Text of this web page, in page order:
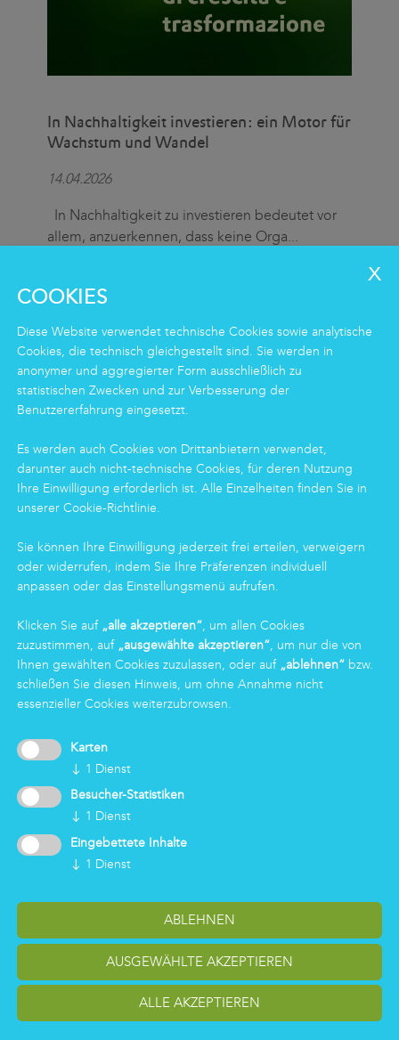
In Nachhaltigkeit investieren: ein Motor für
Wachstum und Wandel
14.04.2026
In Nachhaltigkeit zu investieren bedeutet vor
allem, anzuerkennen, dass keine Orga...
LEISTUNGEN
Clean
Housekeeping
Facility
Logistics & Care
Eco Clean-Dienstleistung
INFORMATIONEN
Gruppe
Zertifizierungen
Arbeiten bei Markas
Markas Family
LOGIN
Cookieeinstellungen ändern
Impressum
Code of Conduct
Datenschutz
Meldung Whistleblowing
Copyright Markas International - Italien, Österreich, Deutschland
COOKIES
Diese Website verwendet technische Cookies sowie analytische
Cookies, die technisch gleichgestellt sind. Sie werden in
anonymer und aggregierter Form ausschließlich zu
statistischen Zwecken und zur Verbesserung der
Benutzererfahrung eingesetzt.
Es werden auch Cookies von Drittanbietern verwendet,
darunter auch nicht-technische Cookies, für deren Nutzung
Ihre Einwilligung erforderlich ist. Alle Einzelheiten finden Sie in
unserer Cookie-Richtlinie.
Sie können Ihre Einwilligung jederzeit frei erteilen, verweigern
oder widerrufen, indem Sie Ihre Präferenzen individuell
anpassen oder das Einstellungsmenü aufrufen.
Klicken Sie auf „alle akzeptieren“, um allen Cookies
zuzustimmen, auf „ausgewählte akzeptieren“, um nur die von
Ihnen gewählten Cookies zuzulassen, oder auf „ablehnen“ bzw.
schließen Sie diesen Hinweis, um ohne Annahme nicht
essenzieller Cookies weiterzubrowsen.
Karten
↓ 1 Dienst
Besucher-Statistiken
↓ 1 Dienst
Eingebettete Inhalte
↓ 1 Dienst
ABLEHNEN
AUSGEWÄHLTE AKZEPTIEREN
ALLE AKZEPTIEREN